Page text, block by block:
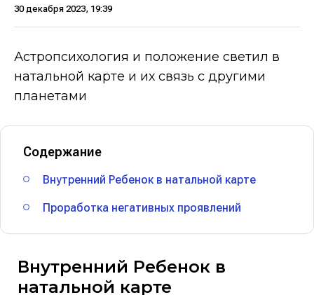
30 декабря 2023, 19:39
Астропсихология и положение светил в
натальной карте и их связь с другими
планетами
Содержание
Внутренний Ребенок в натальной карте
Проработка негативных проявлений
Внутренний Ребенок в
натальной карте